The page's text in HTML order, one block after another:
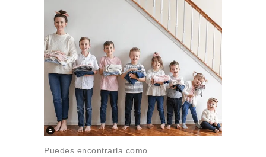
Puedes encontrarla como